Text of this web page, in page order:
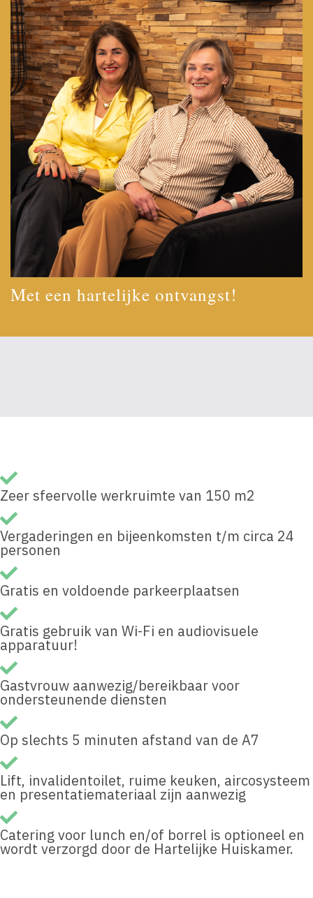
Met een hartelijke ontvangst!
Zeer sfeervolle werkruimte van 150 m2
Vergaderingen en bijeenkomsten t/m circa 24
personen
Gratis en voldoende parkeerplaatsen
Gratis gebruik van Wi-Fi en audiovisuele
apparatuur!
Gastvrouw aanwezig/bereikbaar voor
ondersteunende diensten
Op slechts 5 minuten afstand van de A7
Lift, invalidentoilet, ruime keuken, aircosysteem
en presentatiemateriaal zijn aanwezig
Catering voor lunch en/of borrel is optioneel en
wordt verzorgd door de Hartelijke Huiskamer.